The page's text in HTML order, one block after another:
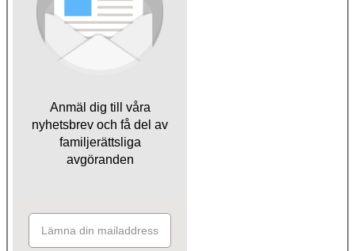
Anmäl dig till våra
nyhetsbrev och få del av
familjerättsliga
avgöranden